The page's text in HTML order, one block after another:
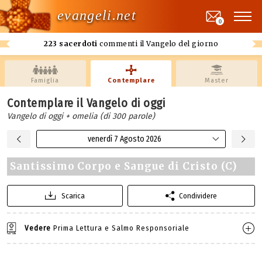
evangeli.net
223 sacerdoti commenti il Vangelo del giorno
0
Famiglia Contemplare Master
Contemplare il Vangelo di oggi
Vangelo di oggi + omelia (di 300 parole)
venerdì 7 Agosto 2026
Santissimo Corpo e Sangue di Cristo (C)
Scarica Condividere
Vedere Prima Lettura e Salmo Responsoriale